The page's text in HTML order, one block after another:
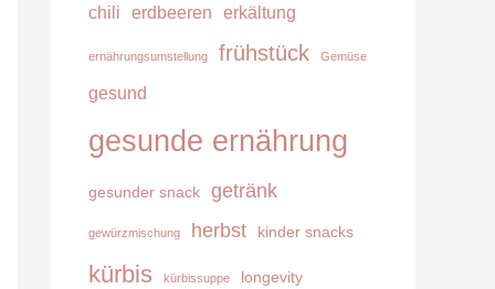
a
c
h
:
chili erdbeeren erkältung
ernährungsumstellung frühstück Gemüse
gesund
gesunde ernährung
gesunder snack getränk
gewürzmischung herbst kinder snacks
kürbis kürbissuppe longevity